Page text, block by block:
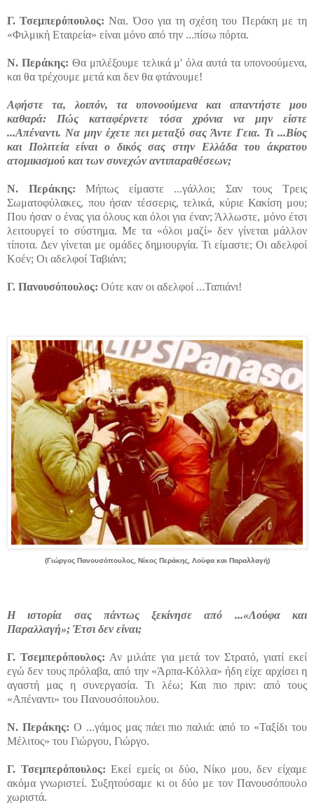
Γ. Τσεμπερόπουλος: Ναι. Όσο για τη σχέση του Περάκη με τη
«Φιλμική Εταιρεία» είναι μόνο από την ...πίσω πόρτα.
Ν. Περάκης: Θα μπλέξουμε τελικά μ' όλα αυτά τα υπονοούμενα,
και θα τρέχουμε μετά και δεν θα φτάνουμε!
Αφήστε τα, λοιπόν, τα υπονοούμενα και απαντήστε μου
καθαρά: Πώς καταφέρνετε τόσα χρόνια να μην είστε
...Απέναντι. Να μην έχετε πει μεταξύ σας Άντε Γεια. Τι ...Βίος
και Πολιτεία είναι ο δικός σας στην Ελλάδα του άκρατου
ατομικισμού και των συνεχών αντιπαραθέσεων;
Ν. Περάκης: Μήπως είμαστε ...γάλλοι; Σαν τους Τρεις
Σωματοφύλακες, που ήσαν τέσσερις, τελικά, κύριε Κακίση μου;
Που ήσαν ο ένας για όλους και όλοι για έναν; Άλλωστε, μόνο έτσι
λειτουργεί το σύστημα. Με τα «όλοι μαζί» δεν γίνεται μάλλον
τίποτα. Δεν γίνεται με ομάδες δημιουργία. Τι είμαστε; Οι αδελφοί
Κοέν; Οι αδελφοί Ταβιάνι;
Γ. Πανουσόπουλος: Ούτε καν οι αδελφοί ...Ταπιάνι!
(Γιώργος Πανουσόπουλος, Νίκος Περάκης, Λούφα και Παραλλαγή)
Η ιστορία σας πάντως ξεκίνησε από ...«Λούφα και
Παραλλαγή»; Έτσι δεν είναι;
Γ. Τσεμπερόπουλος: Αν μιλάτε για μετά τον Στρατό, γιατί εκεί
εγώ δεν τους πρόλαβα, από την «Άρπα-Κόλλα» ήδη είχε αρχίσει η
αγαστή μας η συνεργασία. Τι λέω; Και πιο πριν: από τους
«Απέναντι» του Πανουσόπουλου.
Ν. Περάκης: Ο ...γάμος μας πάει πιο παλιά: από το «Ταξίδι του
Μέλιτος» του Γιώργου, Γιώργο.
Γ. Τσεμπερόπουλος: Εκεί εμείς οι δύο, Νίκο μου, δεν είχαμε
ακόμα γνωριστεί. Συξητούσαμε κι οι δύο με τον Πανουσόπουλο
χωριστά.